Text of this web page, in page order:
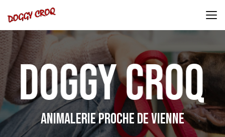
au
contenu
principal
Animalerie proche de Vienne